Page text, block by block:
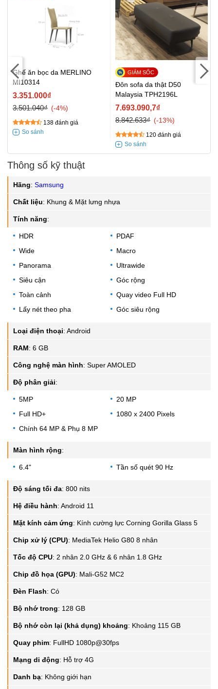
Ghế ăn bọc da MERLINO
MI10314
3.351.000₫
3.501.040₫
-4%
138 đánh giá
Đôn sofa da thật D50
Malaysia TPH2196L
7.693.090,7₫
8.842.633₫
-13%
120 đánh giá
Thông số kỹ thuật
Hãng: Samsung
Chất liệu: Khung & Mặt lưng nhựa
Tính năng:
HDR
PDAF
Wide
Macro
Panorama
Ultrawide
Siêu cận
Góc rộng
Toàn cảnh
Quay video Full HD
Lấy nét theo pha
Góc siêu rộng
Loại điện thoại: Android
RAM: 6 GB
Công nghệ màn hình: Super AMOLED
Độ phân giải:
5MP
20 MP
Full HD+
1080 x 2400 Pixels
Chính 64 MP & Phụ 8 MP
Màn hình rộng:
6.4" Tần số quét 90 Hz
Độ sáng tối đa: 800 nits
Hệ điều hành: Android 11
Mặt kính cảm ứng: Kính cường lực Corning Gorilla Glass 5
Chip xử lý (CPU): MediaTek Helio G80 8 nhân
Tốc độ CPU: 2 nhân 2.0 GHz & 6 nhân 1.8 GHz
Chip đồ họa (GPU): Mali-G52 MC2
Đèn Flash: Có
Bộ nhớ trong: 128 GB
Bộ nhớ còn lại (khả dụng) khoảng: Khoảng 115 GB
Quay phim: FullHD 1080p@30fps
Mạng di động: Hỗ trợ 4G
Danh bạ: Không giới hạn